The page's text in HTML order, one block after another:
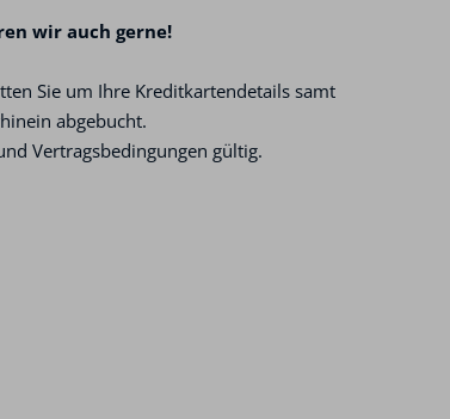
wir auch gerne!
Sie um Ihre Kreditkartendetails samt
abgebucht.
Vertragsbedingungen gültig.